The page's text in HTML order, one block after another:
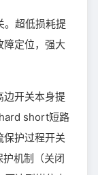
。超低损耗提
障定位，强大
边开关本身提
short短路
保护过程开关
机制（关闭